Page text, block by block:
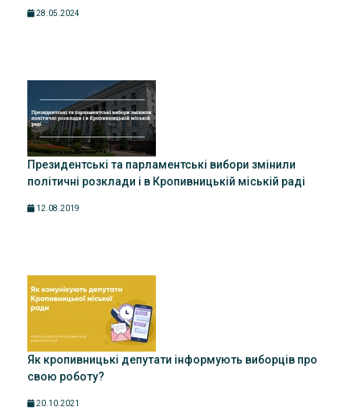
28.05.2024
Президентські та парламентські вибори змінили
політичні розклади і в Кропивницькій міській раді
12.08.2019
Як кропивницькі депутати інформують виборців про
свою роботу?
20.10.2021